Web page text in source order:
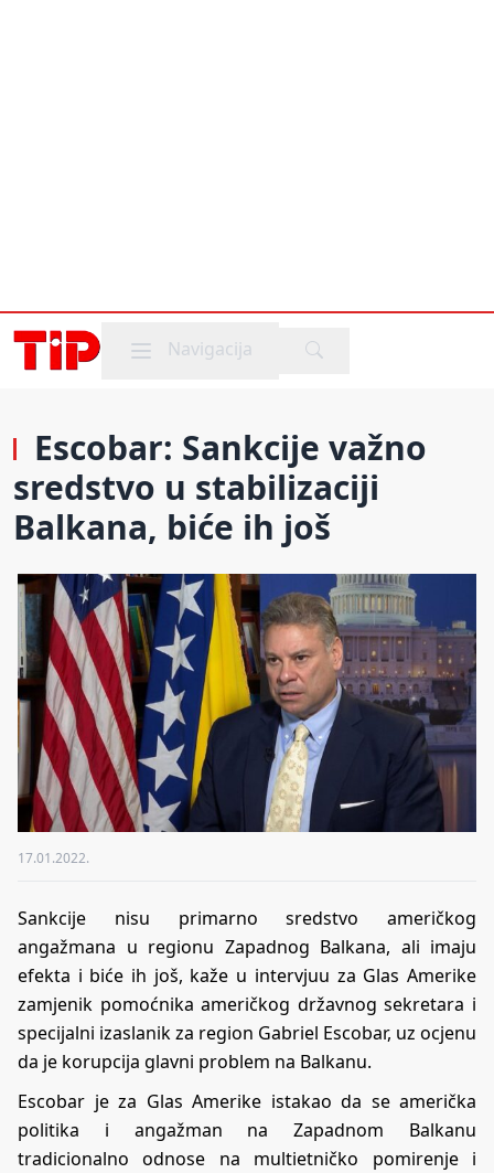
Mobile menu
Navigacija
Escobar: Sankcije važno
sredstvo u stabilizaciji
Balkana, biće ih još
17.01.2022.
Sankcije nisu primarno sredstvo američkog
angažmana u regionu Zapadnog Balkana, ali imaju
efekta i biće ih još, kaže u intervjuu za Glas Amerike
zamjenik pomoćnika američkog državnog sekretara i
specijalni izaslanik za region Gabriel Escobar, uz ocjenu
da je korupcija glavni problem na Balkanu.
Escobar je za Glas Amerike istakao da se američka
politika i angažman na Zapadnom Balkanu
tradicionalno odnose na multietničko pomirenje i